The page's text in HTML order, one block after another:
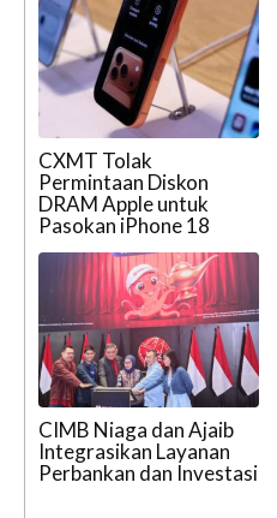
CXMT Tolak
Permintaan Diskon
DRAM Apple untuk
Pasokan iPhone 18
CIMB Niaga dan Ajaib
Integrasikan Layanan
Perbankan dan Investasi